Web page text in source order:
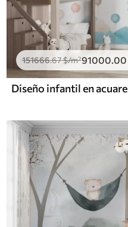
151666.67$/m²91000.00